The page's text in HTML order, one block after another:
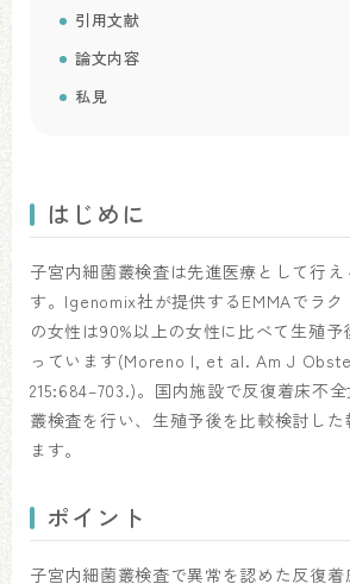
引用文献
論文内容
私見
はじめに
子宮内細菌叢検査は先進医療として行
す。Igenomix社が提供するEMMAでラ
の女性は90%以上の女性に比べて生殖
っています(Moreno I, et al. Am J
215:684–703.)。国内施設で反復着床不
叢検査を行い、生殖予後を比較検討し
ます。
ポイント
子宮内細菌叢検査で異常を認めた反復